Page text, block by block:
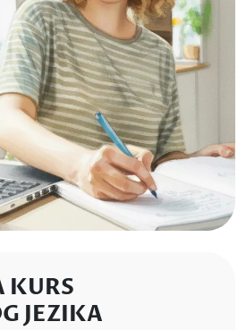
KURS
JEZIKA